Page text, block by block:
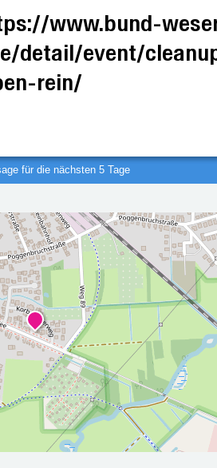
www.bund-
detail/event/
rein/
5 Tage
sonnig
2026-08-
Leichter
für die nächsten 5 Tage